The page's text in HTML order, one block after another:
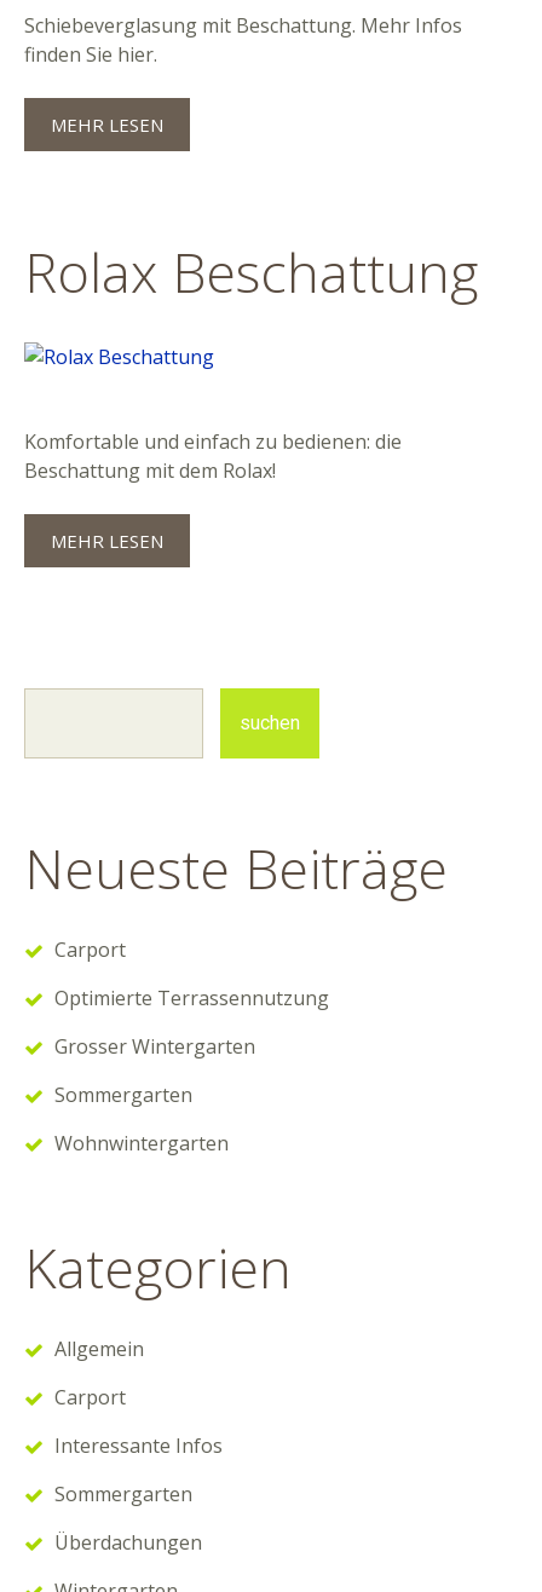
Schiebeverglasung mit Beschattung. Mehr Infos
finden Sie hier.
MEHR LESEN
Rolax Beschattung
Komfortable und einfach zu bedienen: die
Beschattung mit dem Rolax!
MEHR LESEN
Neueste Beiträge
Carport
Optimierte Terrassennutzung
Grosser Wintergarten
Sommergarten
Wohnwintergarten
Kategorien
Allgemein
Carport
Interessante Infos
Sommergarten
Überdachungen